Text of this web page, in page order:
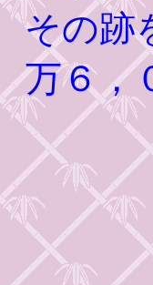
その跡
万６，